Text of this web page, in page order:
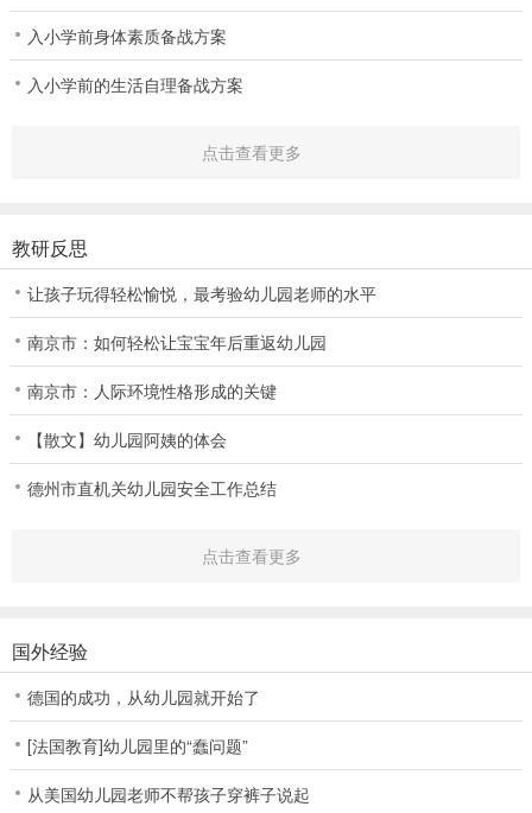
入小学前身体素质备战方案
入小学前的生活自理备战方案
点击查看更多
教研反思
让孩子玩得轻松愉悦，最考验幼儿园老师的水平
南京市：如何轻松让宝宝年后重返幼儿园
南京市：人际环境性格形成的关键
【散文】幼儿园阿姨的体会
德州市直机关幼儿园安全工作总结
点击查看更多
国外经验
德国的成功，从幼儿园就开始了
[法国教育]幼儿园里的“蠢问题”
从美国幼儿园老师不帮孩子穿裤子说起